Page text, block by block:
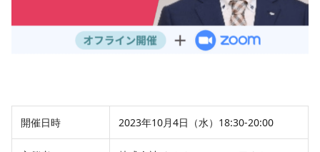
開催日時 2023年10月4日（水）18:30-20:00